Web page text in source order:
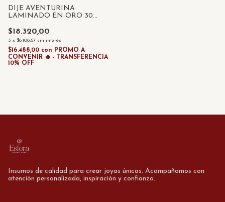
DIJE AVENTURINA
LAMINADO EN ORO 30
$18.320,00
3 x $6.106,67 sin interés
$16.488,00 con PROMO A
CONVENIR 🔥 - TRANSFERENCIA
10% OFF
Insumos de calidad para crear joyas únicas. Acompañamos con
atención personalizada, inspiración y confianza.